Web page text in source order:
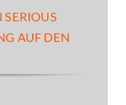
SERIOUS
AUF DEN